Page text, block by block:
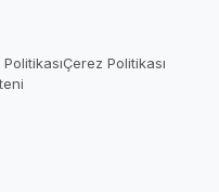
Çerez Politikası